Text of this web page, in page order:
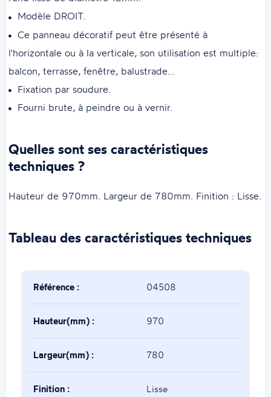
Modèle DROIT.
Ce panneau décoratif peut être présenté à
l'horizontale ou à la verticale, son utilisation est multiple:
balcon, terrasse, fenêtre, balustrade...
Fixation par soudure.
Fourni brute, à peindre ou à vernir.
Quelles sont ses caractéristiques
techniques ?
Hauteur de 970mm. Largeur de 780mm. Finition : Lisse.
Tableau des caractéristiques techniques
Référence : 04508
Hauteur(mm) : 970
Largeur(mm) : 780
Finition : Lisse